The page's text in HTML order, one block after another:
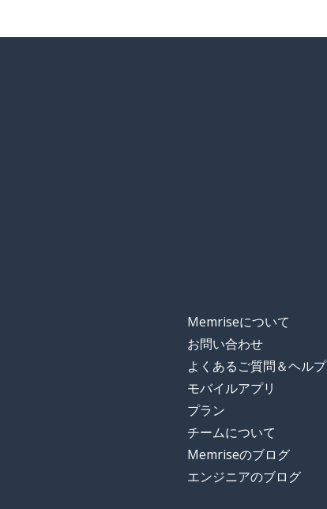
Memriseについて
お問い合わせ
よくあるご質問＆ヘルプ
モバイルアプリ
プラン
チームについて
Memriseのブログ
エンジニアのブログ